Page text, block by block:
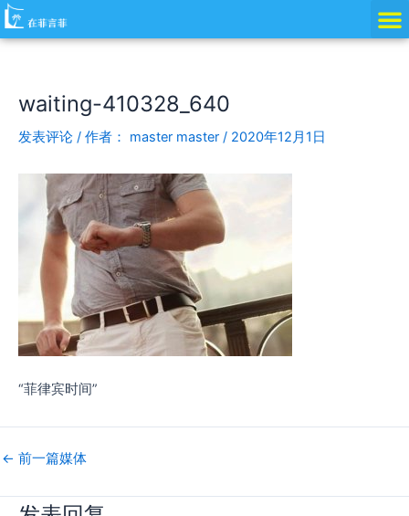
跳
至
waiting-410328_640
发表评论 / 作者： master master / 2020年12月1日
“菲律宾时间”
Post
navigation
← 前一篇媒体